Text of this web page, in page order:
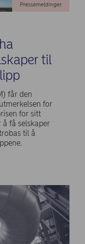
Pressemeldinger
til
får den
for
for sitt
få selskaper
til å